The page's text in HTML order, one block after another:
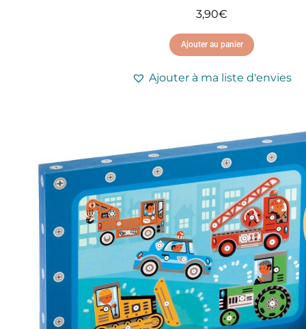
3,90€
Ajouter au panier
Ajouter à ma liste d'envies